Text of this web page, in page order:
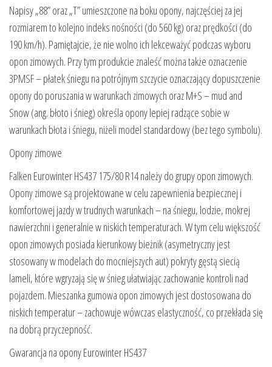
Napisy „88” oraz „T” umieszczone na boku opony, najczęściej za jej
rozmiarem to kolejno indeks nośności (do 560 kg) oraz prędkości (do
190 km/h). Pamiętajcie, że nie wolno ich lekceważyć podczas wyboru
opon zimowych. Przy tym produkcie znaleść można także oznaczenie
3PMSF – płatek śniegu na potrójnym szczycie oznaczający dopuszczenie
opony do poruszania w warunkach zimowych oraz M+S – mud and
Snow (ang. błoto i śnieg) określa opony lepiej radzące sobie w
warunkach błota i śniegu, niżeli model standardowy (bez tego symbolu).
Opony zimowe
Falken Eurowinter HS437 175/80 R14 należy do grupy opon zimowych.
Opony zimowe są projektowane w celu zapewnienia bezpiecznej i
komfortowej jazdy w trudnych warunkach – na śniegu, lodzie, mokrej
nawierzchni i generalnie w niskich temperaturach. W tym celu większość
opon zimowych posiada kierunkowy bieżnik (asymetryczny jest
stosowany w modelach do mocniejszych aut) pokryty gęstą siecią
lameli, które wgryzają się w śnieg ułatwiając zachowanie kontroli nad
pojazdem. Mieszanka gumowa opon zimowych jest dostosowana do
niskich temperatur – zachowuje wówczas elastyczność, co przekłada się
na dobrą przyczepność.
Gwarancja na opony Eurowinter HS437